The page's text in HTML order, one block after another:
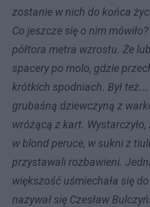
zostanie w nich do końca
Co jeszcze się o nim
półtora metra wzrostu. Że
spacery po molo, gdzie
krótkich spodniach. Był
grubaśną dziewczyną z
wróżącą z kart.
w blond peruce, w sukni z
przystawali rozbawieni.
większość uśmiechała się
nazywał się Czesław